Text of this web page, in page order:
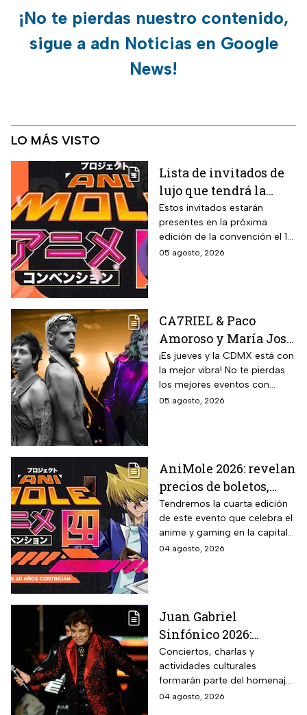
¡No te pierdas nuestro contenido,
sigue a adn Noticias en Google
News!
LO MÁS VISTO
Lista de invitados de
lujo que tendrá la
Animole 2026
Estos invitados estarán
presentes en la próxima
edición de la convención el 12
y 13 de septiembre
05 agosto, 2026
CA7RIEL & Paco
Amoroso y María José
prenden la CDMX este
jueves 6 de agosto;
sedes, horarios y
precios de boletos
¡Es jueves y la CDMX está con
la mejor vibra! No te pierdas
los mejores eventos con
artistas de primer nivel.
05 agosto, 2026
AniMole 2026: revelan
precios de boletos,
fechas y actividades
confirmadas
Tendremos la cuarta edición
de este evento que celebra el
anime y gaming en la capital
del país
04 agosto, 2026
Juan Gabriel
Sinfónico 2026:
¿Cuándo y dónde será
el aniversario
luctuoso del Divo de
Juárez?
Conciertos, charlas y
actividades culturales
formarán parte del homenaje
que recordará el legado del
04 agosto, 2026